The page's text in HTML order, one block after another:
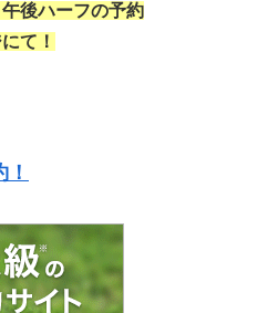
後ハーフの予約
て！